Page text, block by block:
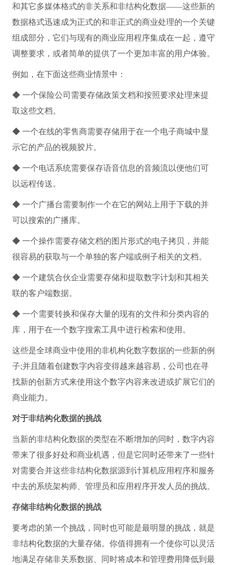
和其它多媒体格式的非关系和非结构化数据——这些新的
数据格式迅速成为正式的和非正式的商业处理的一个关键
组成部分，它们与现有的商业应用程序集成在一起，遵守
调整要求，或者简单的提供了一个更加丰富的用户体验。
例如，在下面这些商业情景中：
◆ 一个保险公司需要存储政策文档和按照要求处理来提
取这些文档。
◆ 一个在线的零售商需要存储用于在一个电子商城中显
示它的产品的视频胶片。
◆ 一个电话系统需要保存语音信息的音频流以便他们可
以远程传送。
◆ 一个广播台需要制作一个在它的网站上用于下载的并
可以搜索的广播库。
◆ 一个操作需要存储文档的图片形式的电子拷贝，并能
很容易的获取与一个单独的客户端或例子相关的文档。
◆ 一个建筑合伙企业需要存储和提取数字计划和其相关
联的客户端数据。
◆ 一个需要转换和保存大量的现有的文件和分类内容的
库，用于在一个数字搜索工具中进行检索和使用。
这些是全球商业中使用的非机构化数字数据的一些新的例
子;并且随着创建数字内容变得越来越容易，公司也在寻
找新的创新方式来使用这个数字内容来改进或扩展它们的
商业能力。
对于非结构化数据的挑战
当新的非结构化数据的类型在不断增加的同时，数字内容
带来了很多好处和商业机遇，但是它同时还带来了一些针
对需要合并这些非结构化数据源到计算机应用程序和服务
中去的系统架构师、管理员和应用程序开发人员的挑战。
存储非结构化数据的挑战
要考虑的第一个挑战，同时也可能是最明显的挑战，就是
非结构化数据的大量存储。你值得拥有一个使你可以灵活
地满足存储非关系数据、同时将成本和管理费用降低到最